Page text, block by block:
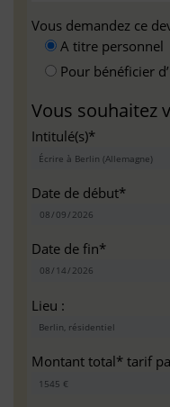
Vous demandez ce
A titre personnel
Pour bénéficier
Vous souhaitez
Intitulé(s)*
Date de début*
Date de fin*
Lieu :
Montant total* tarif